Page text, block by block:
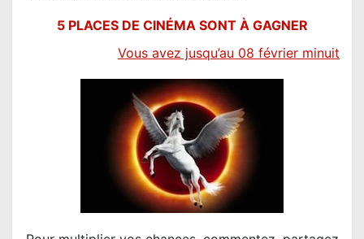
5 PLACES DE CINÉMA SONT À GAGNER
Vous avez jusqu’au 08 février minuit